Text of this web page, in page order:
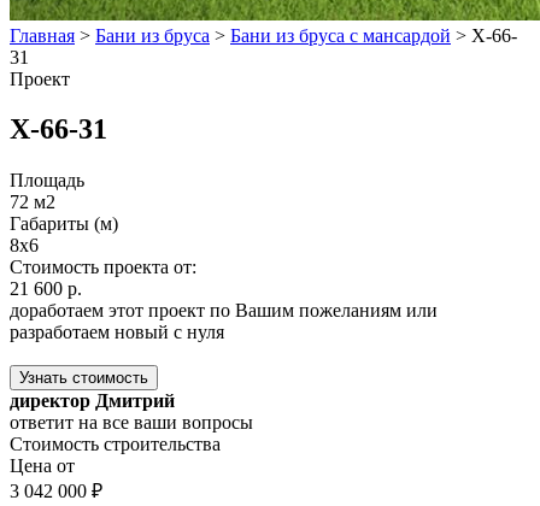
Главная > Бани из бруса > Бани из бруса с мансардой > Х-66-
31
Проект
Х-66-31
Площадь
72 м2
Габариты (м)
8x6
Стоимость проекта от:
21 600 р.
доработаем этот проект по Вашим пожеланиям или
разработаем новый с нуля
Узнать стоимость
директор Дмитрий
ответит на все ваши вопросы
Стоимость строительства
Цена от
3 042 000 ₽